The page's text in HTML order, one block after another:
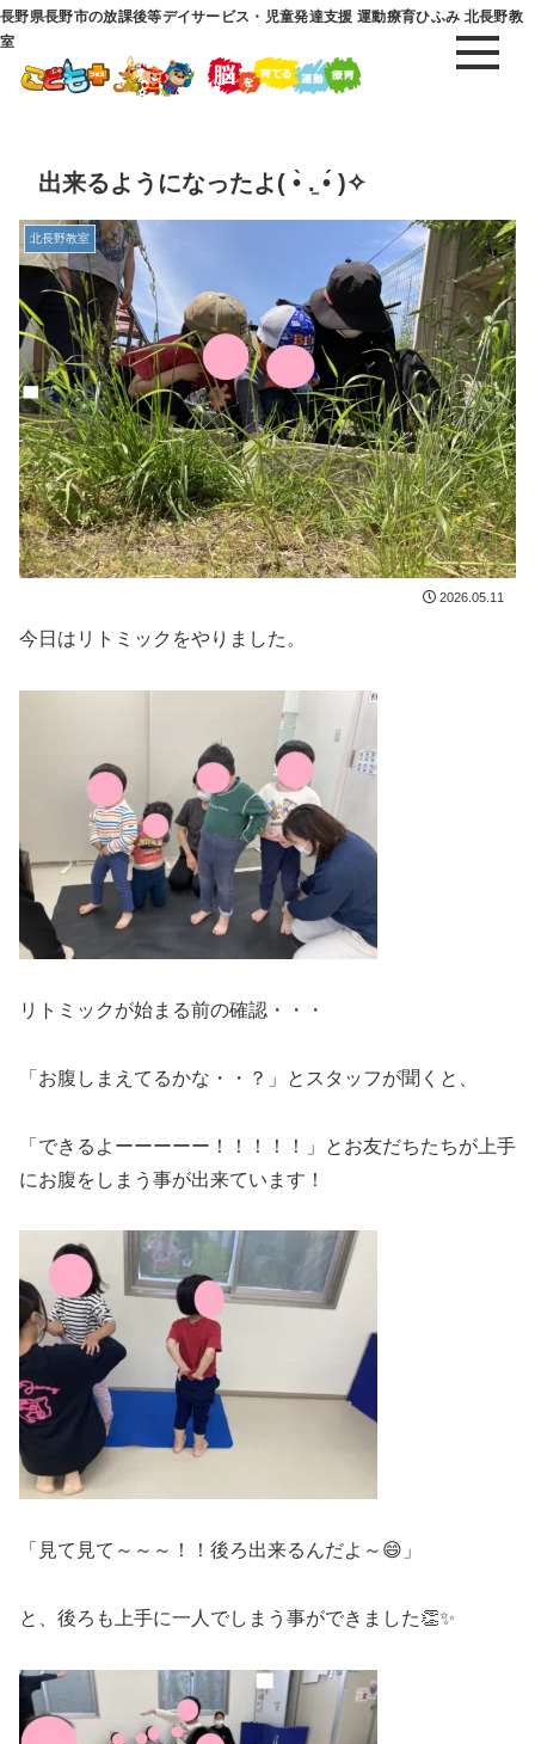
長野県長野市の放課後等デイサービス・児童発達支援 運動療育ひふみ 北長野教
室
出来るようになったよ( •̀ .̫ •́ )✧
北長野教室
2026.05.11
今日はリトミックをやりました。
リトミックが始まる前の確認・・・
「お腹しまえてるかな・・？」とスタッフが聞くと、
「できるよーーーーー！！！！！」とお友だちたちが上手
にお腹をしまう事が出来ています！
「見て見て～～～！！後ろ出来るんだよ～😄」
と、後ろも上手に一人でしまう事ができました👏✨